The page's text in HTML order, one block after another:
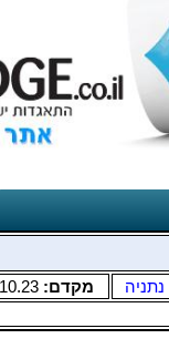
נתניה מקדם: 10.23